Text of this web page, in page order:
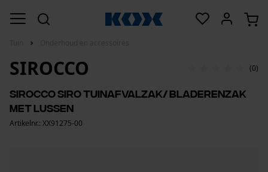
SIROCCO (0)
Sirocco Siro tuinafvalzak/ bladerenzak
met lussen
Artikelnr.: XX91275-00